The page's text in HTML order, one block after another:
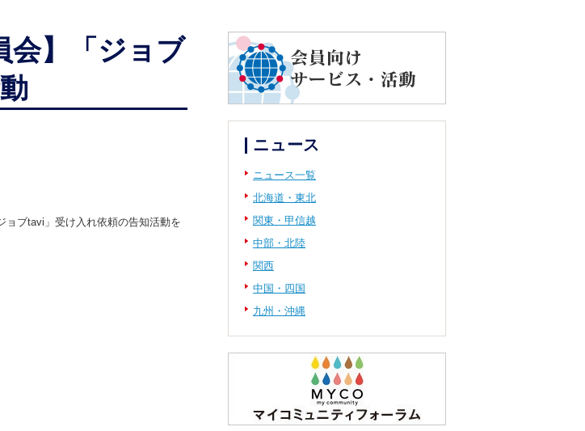
会】「ジョブ
ョブtavi」受け入れ依頼の告知活動を
ニュース
ニュース一覧
北海道・東北
関東・甲信越
中部・北陸
関西
中国・四国
九州・沖縄